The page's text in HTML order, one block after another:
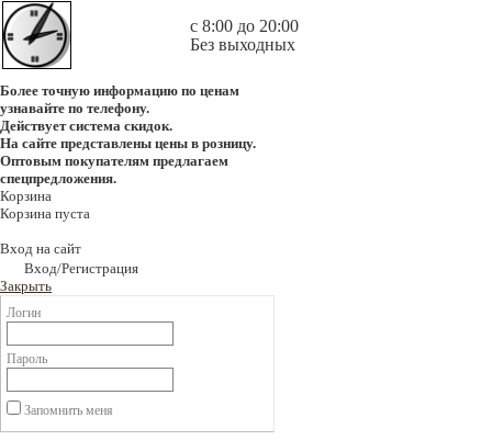
с 8:00 до 20:00
Без выходных
Более точную информацию по ценам
узнавайте по телефону.
Действует система скидок.
На сайте представлены цены в розницу.
Оптовым покупателям предлагаем
спецпредложения.
Корзина
Корзина пуста
Вход на сайт
Вход/Регистрация
Закрыть
Логин
Пароль
Запомнить меня